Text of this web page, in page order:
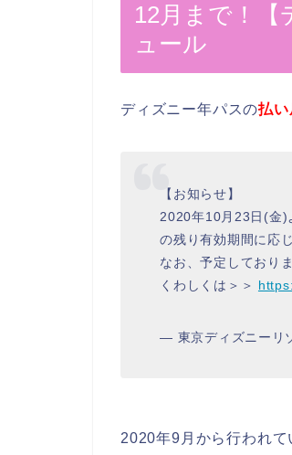
12月まで！【
ュール
ディズニー年パスの払い
【お知らせ】
2020年10月23日(金)
の残り有効期間に応
なお、予定しており
くわしくは＞＞
— 東京ディズニーリ
2020年9月から行われて